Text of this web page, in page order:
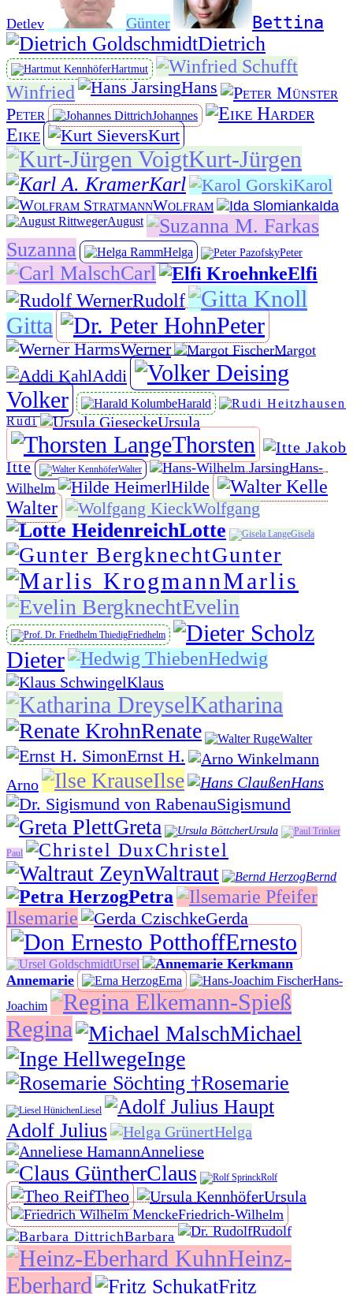
Detlev Günter Bettina
Dietrich
Hartmut
Winfried
Hans
Peter
Johannes
Eike Kurt
Kurt-Jürgen
Karl Karol
Wolfram Ida
August
Suzanna Helga Peter
Carl
Elfi
Rudolf
Gitta Peter
Werner Margot
Addi
Volker
Harald
Rudi
Ursula
Thorsten
Itte Walter
Hans-
Wilhelm
Hilde
Walter Wolfgang
Lotte Gisela
Gunter
Marlis
Evelin
Friedhelm
Dieter Hedwig
Klaus
Katharina
Renate Walter
Ernst H.
Arno Ilse Hans
Sigismund
Greta Ursula
Paul Christel
Waltraut Bernd
Petra
Ilsemarie
Gerda
Ernesto
Ursel
Annemarie Erna
Hans-
Joachim
Regina
Michael
Inge
Rosemarie
Liesel
Adolf Julius
Helga
Anneliese
Claus Rolf
Theo Ursula
Friedrich-Wilhelm
Barbara
Rudolf
Heinz-
Eberhard
Fritz